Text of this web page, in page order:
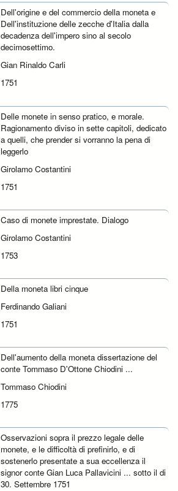
Dell'origine e del commercio della moneta e
Dell'instituzione delle zecche d'Italia dalla
decadenza dell'impero sino al secolo
decimosettimo.
Gian Rinaldo Carli
1751
Delle monete in senso pratico, e morale.
Ragionamento diviso in sette capitoli, dedicato
a quelli, che prender si vorranno la pena di
leggerlo
Girolamo Costantini
1751
Caso di monete imprestate. Dialogo
Girolamo Costantini
1753
Della moneta libri cinque
Ferdinando Galiani
1751
Dell'aumento della moneta dissertazione del
conte Tommaso D'Ottone Chiodini ...
Tommaso Chiodini
1775
Osservazioni sopra il prezzo legale delle
monete, e le difficoltà di prefinirlo, e di
sostenerlo presentate a sua eccellenza il
signor conte Gian Luca Pallavicini ... sotto il di
30. Settembre 1751